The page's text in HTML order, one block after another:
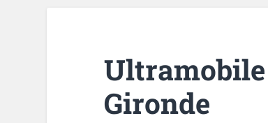
Ultramobile
Gironde